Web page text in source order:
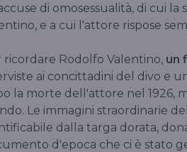
di omosessualità, di cui
e a cui l'attore rispose
ricordare Rodolfo Valentino, un
ai concittadini del divo e
la morte dell'attore nel 1926,
Le immagini straordinarie
dalla targa dorata,
d'epoca che ci è stato